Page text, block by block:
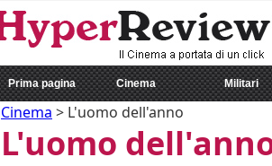
Prima pagina Cinema Militari
Cinema > L'uomo dell'anno
L'uomo